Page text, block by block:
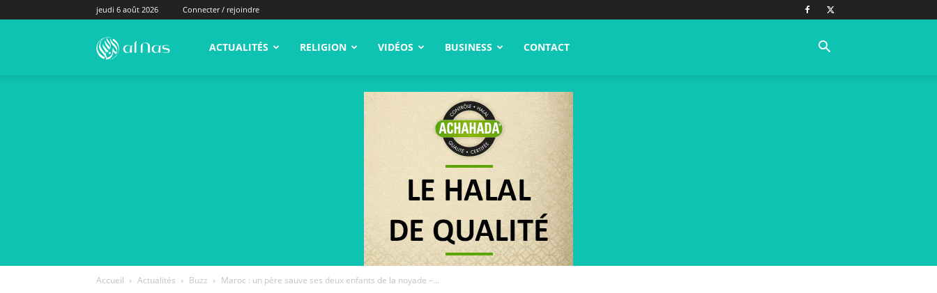
jeudi 6 août 2026 Connecter / rejoindre
alNas.fr ACTUALITÉS RELIGION VIDÉOS BUSINESS CONTACT
Accueil Actualités Buzz Maroc : un père sauve ses deux enfants de la noyade –...